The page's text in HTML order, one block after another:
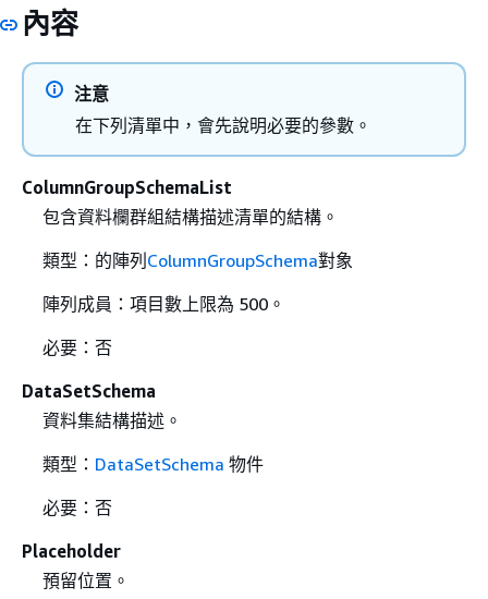
內容
注意
在下列清單中，會先說明必要的參數。
ColumnGroupSchemaList
包含資料欄群組結構描述清單的結構。
類型：的陣列ColumnGroupSchema對象
陣列成員：項目數上限為 500。
必要：否
DataSetSchema
資料集結構描述。
類型： DataSetSchema 物件
必要：否
Placeholder
預留位置。